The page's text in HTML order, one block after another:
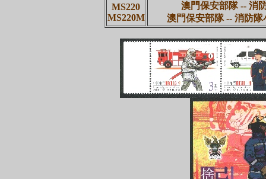
MS220
MS220M
澳門保安部隊 -- 消
澳門保安部隊 -- 消防隊